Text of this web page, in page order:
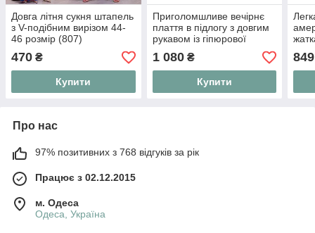
Довга літня сукня штапель
з V-подібним вирізом 44-
46 розмір (807)
470 ₴
Купити
Приголомшливе вечірнє
плаття в підлогу з довгим
рукавом із гіпюрової
тканини 48 50 52
1 080₴
Купити
на
849
Про нас
97% позитивних з 768 відгуків за рік
Працює з 02.12.2015
м. Одеса
Одеса, Україна